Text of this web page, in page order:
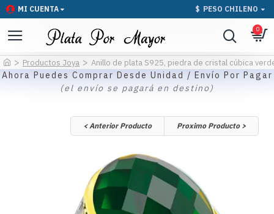
MI CUENTA $ PESO CHILENO
0
Productos Joya Anillo de plata S925, piedra de cristal cúbica
Ahora Puedes Comprar Desde Unidad / Envío Por Pagar
(el envío se pagará en destino)
< Anterior Producto Proximo Producto >